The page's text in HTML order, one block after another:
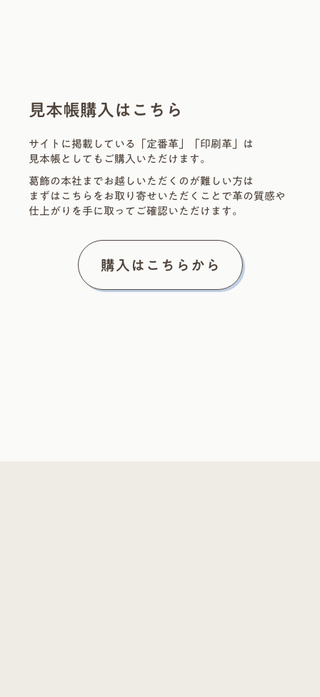
見本帳購入はこちら
サイトに掲載している「定番革」「印刷革」は
見本帳としてもご購入いただけます。
葛飾の本社までお越しいただくのが難しい方は
まずはこちらをお取り寄せいただくことで革の質感や
仕上がりを手に取ってご確認いただけます。
購入はこちらから